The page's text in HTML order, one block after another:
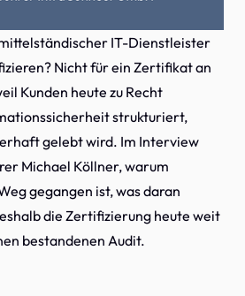
IT-Dienstleister
Nicht für ein Zertifikat an
Kunden heute zu Recht
strukturiert,
gelebt wird. Im Interview
Michael Köllner, warum
gegangen ist, was daran
die Zertifizierung heute weit
bestandenen Audit.